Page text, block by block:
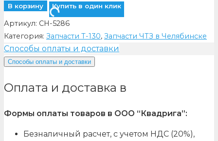
В корзину Купить в один клик
Артикул: CH-5286
Категория: Запчасти Т-130, Запчасти ЧТЗ в Челябинске
Способы оплаты и доставки
Способы оплаты и доставки
Оплата и доставка в
Формы оплаты товаров в ООО “Квадрига”:
Безналичный расчет, с учетом НДС (20%),